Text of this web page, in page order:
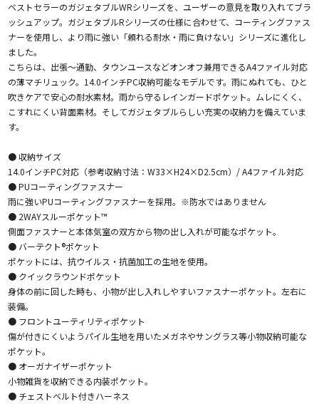
ベストセラーのガジェタブルWRシリーズを、ユーザーの意見を取り入れてブラ
ッシュアップ。ガジェタブルRシリーズの仕様に合わせて、コーティングファス
ナーを使用し、より雨に強い「頼れる耐水・雨に負けない」シリーズに進化し
ました。
こちらは、出張～通勤、タウンユースなどオンオフ兼用できるA4ファイル対応
の薄マチリュック。14.0インチPC収納可能なモデルです。雨にぬれても、ひと
吹きケアで安心の耐水素材。雨から守るレインガードポケット。ムレにくく、
こすれにくい背面素材。そしてガジェタブルらしい充実の収納力を備えていま
す。
● 収納サイズ
14.0インチPC対応（参考収納寸法：W33×H24×D2.5cm）/ A4ファイル対応
● PUコーティングファスナー
雨に強いPUコーティングファスナーを採用。※防水ではありません
● 2WAYスルーポケット™
側面ファスナーと本体気室の双方から物の出し入れが可能なポケット。
● バーテクト®ポケット
ポケットには、抗ウイルス・抗菌加工の生地を使用。
● クイックラウンドポケット
身体の前に回した時も、小物が出し入れしやすいファスナーポケット。左右に
装備。
● フロントユーティリティポケット
傷が付きにくいようパイル生地を用いたメガネやサングラス等小物収納可能な
ポケット。
● オーガナイザーポケット
小物雑貨を収納できる内装ポケット。
● チェストベルト付きハーネス